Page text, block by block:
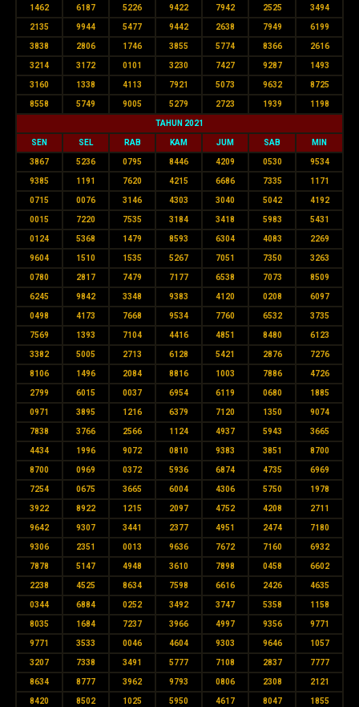
1462 6187 5226 9422 7942 2525 3494
2135 9944 5477 9442 2638 7949 6199
3838 2806 1746 3855 5774 8366 2616
3214 3172 0101 3230 7427 9287 1493
3160 1338 4113 7921 5073 9632 8725
8558 5749 9005 5279 2723 1939 1198
TAHUN 2021
SEN SEL RAB KAM JUM SAB MIN
3867 5236 0795 8446 4209 0530 9534
9385 1191 7620 4215 6686 7335 1171
0715 0076 3146 4303 3040 5042 4192
0015 7220 7535 3184 3418 5983 5431
0124 5368 1479 8593 6304 4083 2269
9604 1510 1535 5267 7051 7350 3263
0780 2817 7479 7177 6538 7073 8509
6245 9842 3348 9383 4120 0208 6097
0498 4173 7668 9534 7760 6532 3735
7569 1393 7104 4416 4851 8480 6123
3382 5005 2713 6128 5421 2876 7276
8106 1496 2084 8816 1003 7886 4726
2799 6015 0037 6954 6119 0680 1885
0971 3895 1216 6379 7120 1350 9074
7838 3766 2566 1124 4937 5943 3665
4434 1996 9072 0810 9383 3851 8700
8700 0969 0372 5936 6874 4735 6969
7254 0675 3665 6004 4306 5750 1978
3922 8922 1215 2097 4752 4208 2711
9642 9307 3441 2377 4951 2474 7180
9306 2351 0013 9636 7672 7160 6932
7878 5147 4948 3610 7898 0458 6602
2238 4525 8634 7598 6616 2426 4635
0344 6884 0252 3492 3747 5358 1158
8035 1684 7237 3966 4997 9356 9771
9771 3533 0046 4604 9303 9646 1057
3207 7338 3491 5777 7108 2837 7777
8634 8777 3962 9793 0806 2308 2121
8420 8502 1025 5950 4617 8047 1855